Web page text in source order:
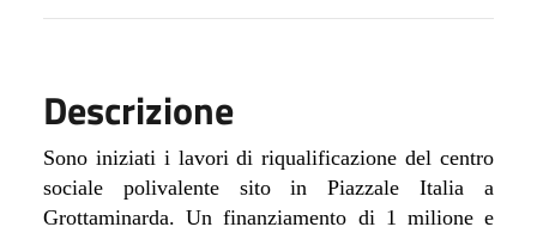
Descrizione
Sono iniziati i lavori di riqualificazione del centro
sociale polivalente sito in Piazzale Italia a
Grottaminarda. Un finanziamento di 1 milione e